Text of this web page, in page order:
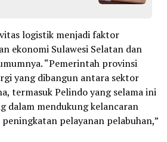
logistik menjadi faktor
ekonomi Sulawesi Selatan dan
“Pemerintah provinsi
yang dibangun antara sektor
termasuk Pelindo yang selama ini
dalam mendukung kelancaran
pelayanan pelabuhan,”